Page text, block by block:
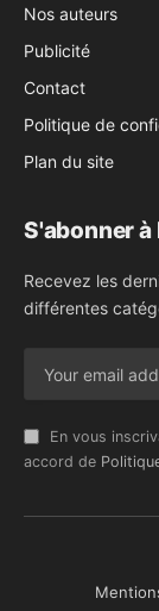
Nos auteurs
Publicité
Contact
Politique de
Plan du site
S'abonner
Recevez les
différentes
En vous
accord de